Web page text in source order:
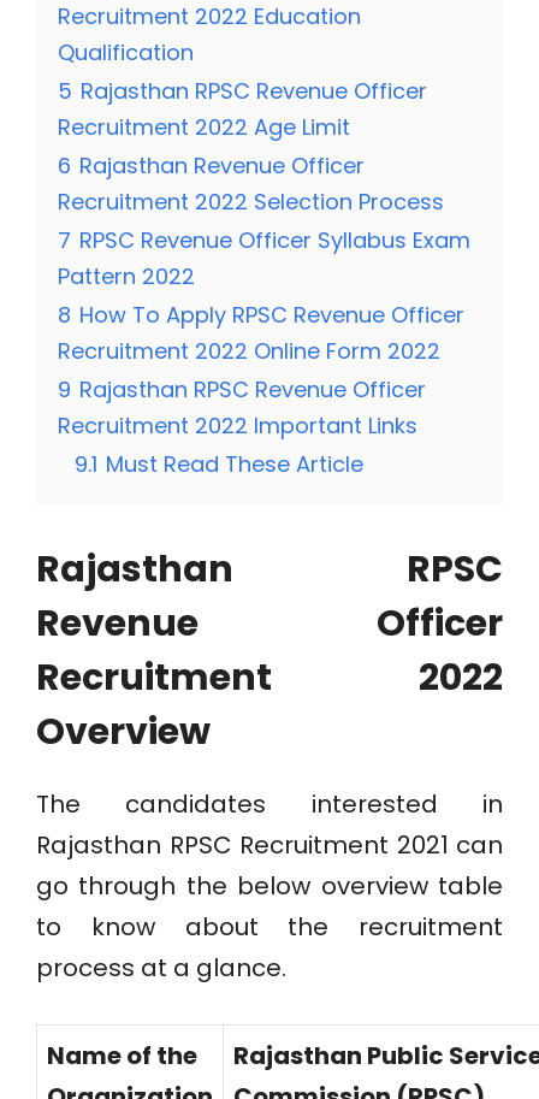
Recruitment 2022 Education
Qualification
5 Rajasthan RPSC Revenue Officer
Recruitment 2022 Age Limit
6 Rajasthan Revenue Officer
Recruitment 2022 Selection Process
7 RPSC Revenue Officer Syllabus Exam
Pattern 2022
8 How To Apply RPSC Revenue Officer
Recruitment 2022 Online Form 2022
9 Rajasthan RPSC Revenue Officer
Recruitment 2022 Important Links
9.1 Must Read These Article
Rajasthan RPSC
Revenue Officer
Recruitment 2022
Overview
The candidates interested in
Rajasthan RPSC Recruitment 2021 can
go through the below overview table
to know about the recruitment
process at a glance.
Name of the
Rajasthan Public